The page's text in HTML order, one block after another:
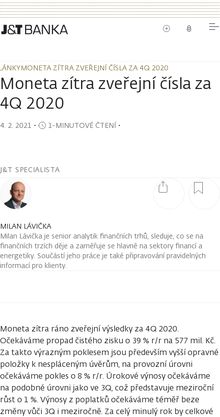
MONETA ZÍTRA ZVEŘEJNÍ ČÍSLA ZA 4Q 2020
MONETA ZÍTRA ZVEŘEJNÍ ČÍSLA ZA 4Q 2020
Moneta zítra zveřejní čísla za
4Q 2020
4. 2. 2021 ・ 1-MINUTOVÉ ČTENÍ・
J&T SPECIALISTA
MILAN LÁVIČKA
Milan Lávička je senior analytik finančních trhů, sleduje, co se na
finančních trzích děje a zaměřuje se hlavně na sektory financí a
energetiky. Součástí jeho práce je také připravování pravidelných
informací pro klienty.
Moneta zítra ráno zveřejní výsledky za 4Q 2020.
Očekáváme propad čistého zisku o 39 % r/r na 577 mil. Kč.
Za takto výrazným poklesem jsou především vyšší opravné
položky k nespláceným úvěrům, na provozní úrovni
očekáváme pokles o 8 % r/r. Úrokové výnosy očekáváme
na podobné úrovni jako ve 3Q, což představuje meziroční
růst o 1 %. Výnosy z poplatků očekáváme téměř beze
změny vůči 3Q i meziročně. Za celý minulý rok by celkové